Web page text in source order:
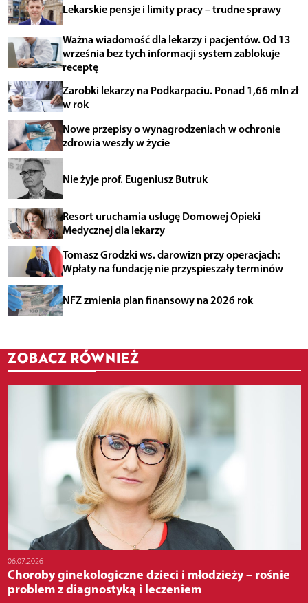
Lekarskie pensje i limity pracy – trudne sprawy
Ważna wiadomość dla lekarzy i pacjentów. Od 13
września bez tych informacji system zablokuje
receptę
Zarobki lekarzy na Podkarpaciu. Ponad 1,66 mln zł
w rok
Nowe przepisy o wynagrodzeniach w ochronie
zdrowia weszły w życie
Nie żyje prof. Eugeniusz Butruk
Resort uruchamia usługę Domowej Opieki
Medycznej dla lekarzy
Tomasz Grodzki ws. darowizn przy operacjach:
Wpłaty na fundację nie przyspieszały terminów
NFZ zmienia plan finansowy na 2026 rok
ZOBACZ RÓWNIEŻ
06.07.2026
Choroby ginekologiczne dzieci i młodzieży – rośnie
problem z diagnostyką i leczeniem